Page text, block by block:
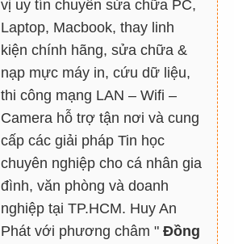
vị uy tín chuyên sửa chữa PC,
Laptop, Macbook, thay linh
kiện chính hãng, sửa chữa &
nạp mực máy in, cứu dữ liệu,
thi công mạng LAN – Wifi –
Camera hỗ trợ tận nơi và cung
cấp các giải pháp Tin học
chuyên nghiệp cho cá nhân gia
đình, văn phòng và doanh
nghiệp tại TP.HCM. Huy An
Phát với phương châm "Đồng